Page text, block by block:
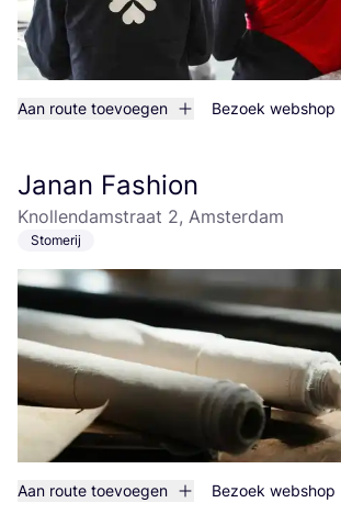
Aan route toevoegen Bezoek webshop
Janan Fashion
Knollendamstraat 2, Amsterdam
Stomerij
Aan route toevoegen Bezoek webshop